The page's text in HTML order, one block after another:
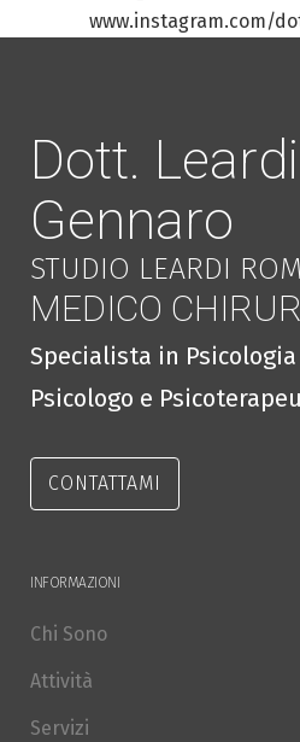
www.instagram.com/
Dott. Leardi
Gennaro
STUDIO LEARDI
MEDICO
Specialista in
Psicologo e
CONTATTAMI
INFORMAZIONI
Chi Sono
Attività
Servizi